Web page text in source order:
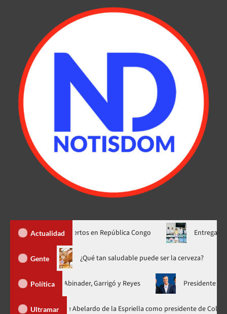
Actualidad
de 1.900 muertos en República Congo Entregan
Gente
hasta 20 de agosto ¿Qué tan saludable puede ser la
Política
con Abinader, Garrigó y Reyes Presidente Abinader,
Ultramar
participa en la investidura de Abelardo de la Espriella como